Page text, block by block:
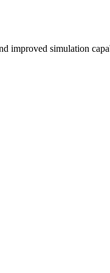
improved simulation